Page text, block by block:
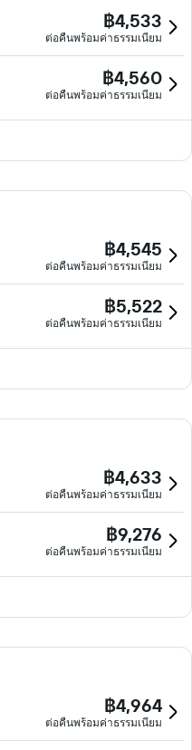
฿4,533
ต่อคืนพร้อมค่าธรรมเนียม
฿4,560
ต่อคืนพร้อมค่าธรรมเนียม
฿4,545
ต่อคืนพร้อมค่าธรรมเนียม
฿5,522
ต่อคืนพร้อมค่าธรรมเนียม
฿4,633
ต่อคืนพร้อมค่าธรรมเนียม
฿9,276
ต่อคืนพร้อมค่าธรรมเนียม
฿4,964
ต่อคืนพร้อมค่าธรรมเนียม